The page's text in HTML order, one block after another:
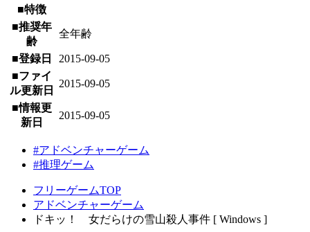
■特徴
■推奨年
齢
全年齢
■登録日
2015-09-05
■ファイ
ル更新日
2015-09-05
■情報更
新日
2015-09-05
#アドベンチャーゲーム
#推理ゲーム
フリーゲームTOP
アドベンチャーゲーム
ドキッ！ 女だらけの雪山殺人事件 [ Windows ]